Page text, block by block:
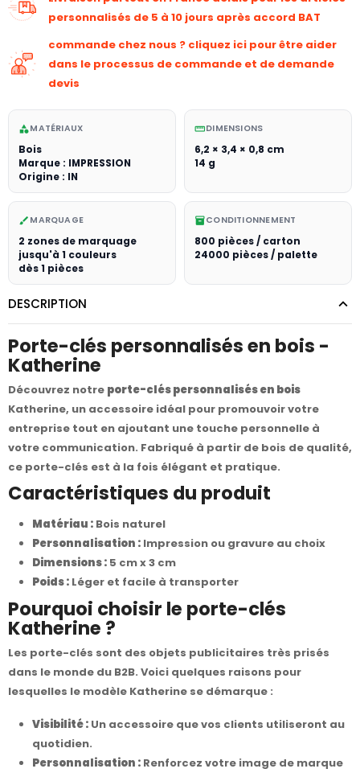
personnalisés de 5 à 10 jours après accord BAT
commande chez nous ? cliquez ici pour être aider
dans le processus de commande et de demande
devis
categoryMATÉRIAUX
Bois
Marque : IMPRESSION
Origine : IN
straightenDIMENSIONS
6,2 × 3,4 × 0,8 cm
14 g
brush MARQUAGE
2 zones de marquage
jusqu'à 1 couleurs
dès 1 pièces
inventory_2CONDITIONNEMENT
800 pièces / carton
24000 pièces / palette
DESCRIPTION
Porte-clés personnalisés en bois -
Katherine
Découvrez notre porte-clés personnalisés en bois
Katherine, un accessoire idéal pour promouvoir votre
entreprise tout en ajoutant une touche personnelle à
votre communication. Fabriqué à partir de bois de qualité,
ce porte-clés est à la fois élégant et pratique.
Caractéristiques du produit
Matériau : Bois naturel
Personnalisation : Impression ou gravure au choix
Dimensions : 5 cm x 3 cm
Poids : Léger et facile à transporter
Pourquoi choisir le porte-clés
Katherine ?
Les porte-clés sont des objets publicitaires très prisés
dans le monde du B2B. Voici quelques raisons pour
lesquelles le modèle Katherine se démarque :
Visibilité : Un accessoire que vos clients utiliseront au
quotidien.
Personnalisation : Renforcez votre image de marque